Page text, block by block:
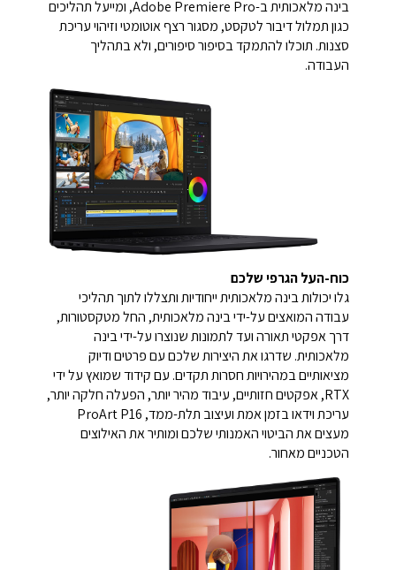
בינה מלאכותית ב-Adobe Premiere Pro, ומייעל תהליכים
כגון תמלול דיבור לטקסט, מסגור רצף אוטומטי וזיהוי עריכת
סצנות. תוכלו להתמקד בסיפור סיפורים, ולא בתהליך
העבודה.
כוח-העל הגרפי שלכם
גלו יכולות בינה מלאכותית ייחודיות ותצללו לתוך תהליכי
עבודה המואצים על-ידי בינה מלאכותית, החל מטקסטורות,
דרך אפקטי תאורה ועד לתמונות שנוצרו על-ידי בינה
מלאכותית. שדרגו את היצירות שלכם עם פרטים ודיוק
מציאותיים במהירויות חסרות תקדים. עם קידוד שמואץ על ידי
RTX, אפקטים חזותיים, עיבוד מהיר יותר, הפעלה חלקה יותר,
עריכת וידאו בזמן אמת ועיצוב תלת-ממד, ProArt P16
מעצים את הביטוי האמנותי שלכם ומותיר את האילוצים
הטכניים מאחור.